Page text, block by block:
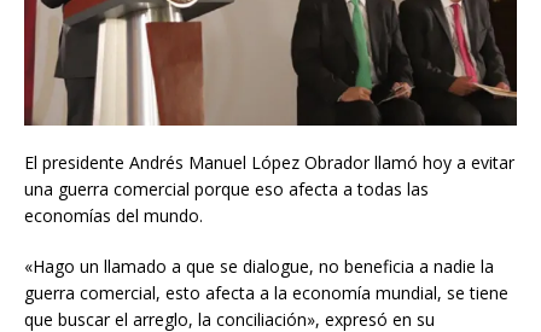
El presidente Andrés Manuel López Obrador llamó hoy a evitar
una guerra comercial porque eso afecta a todas las
economías del mundo.
«Hago un llamado a que se dialogue, no beneficia a nadie la
guerra comercial, esto afecta a la economía mundial, se tiene
que buscar el arreglo, la conciliación», expresó en su